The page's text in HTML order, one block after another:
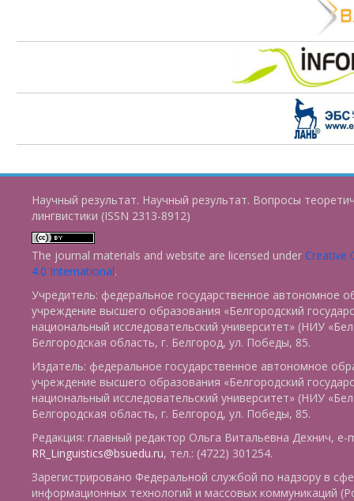
Научный результат. Научный результат. Вопросы
лингвистики (ISSN 2313-8912)
The journal materials and website are licensed under Creative
4.0 International.
Учредитель: федеральное государственное автономное
учреждение высшего образования «Белгородский
национальный исследовательский университет» (НИУ
Белгородская область, г. Белгород, ул. Победы, 85.
Издатель: федеральное государственное автономное
учреждение высшего образования «Белгородский
национальный исследовательский университет» (НИУ
Белгородская область, г. Белгород, ул. Победы, 85.
Редакция: главный редактор Ольга Витальевна Дехнич, e-
RR_Linguistics@bsuedu.ru, тел.: (4722) 301254.
Зарегистрировано Федеральной службой по надзору в
информационных технологий и массовых коммуникаций